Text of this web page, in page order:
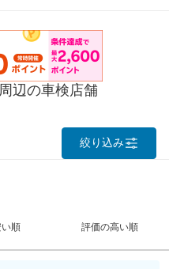
辺の車検店舗
絞り込み
順 評価の高い順